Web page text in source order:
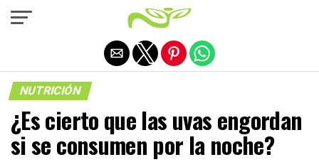
NUTRICIÓN
¿Es cierto que las uvas engordan
si se consumen por la noche?
Salir de la versión móvil